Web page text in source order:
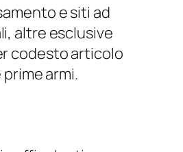
e siti ad
altre esclusive
codesto articolo
armi.